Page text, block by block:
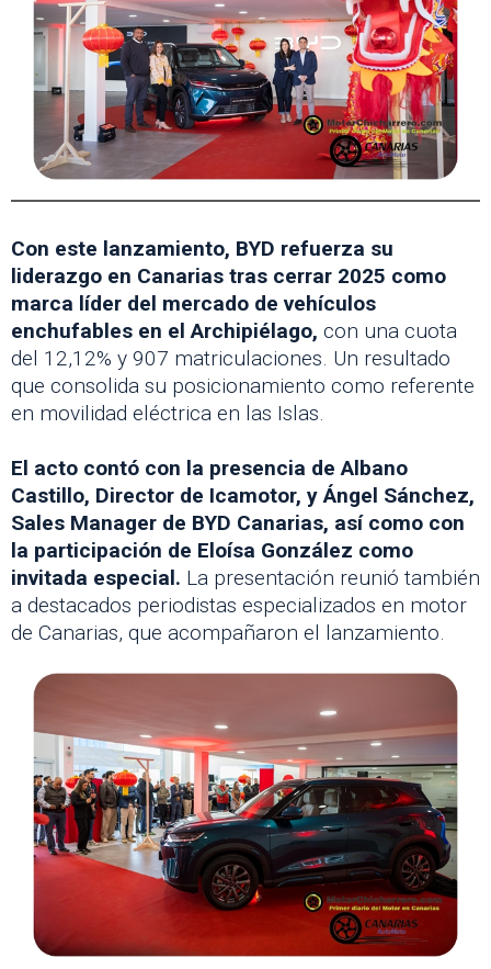
Con este lanzamiento, BYD refuerza su
liderazgo en Canarias tras cerrar 2025 como
marca líder del mercado de vehículos
enchufables en el Archipiélago, con una cuota
del 12,12% y 907 matriculaciones. Un resultado
que consolida su posicionamiento como referente
en movilidad eléctrica en las Islas.
El acto contó con la presencia de Albano
Castillo, Director de Icamotor, y Ángel Sánchez,
Sales Manager de BYD Canarias, así como con
la participación de Eloísa González como
invitada especial. La presentación reunió también
a destacados periodistas especializados en motor
de Canarias, que acompañaron el lanzamiento.